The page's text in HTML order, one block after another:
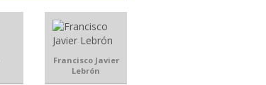
Francisco Javier
Lebrón